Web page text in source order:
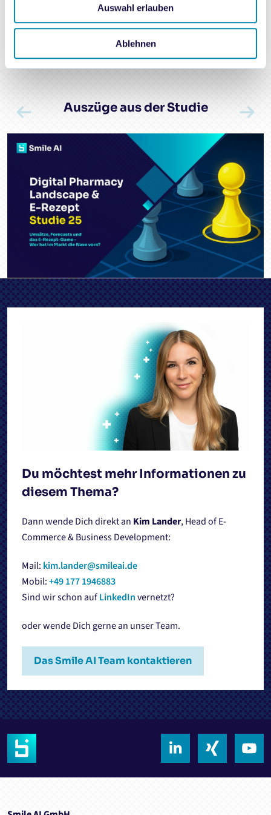
Auswahl erlauben
Ablehnen
Zum Download
Auszüge aus der Studie
Du möchtest mehr Informationen zu
diesem Thema?
Dann wende Dich direkt an Kim Lander, Head of E-
Commerce & Business Development:
Mail: kim.lander@smileai.de
Mobil:+49 177 1946883
Sind wir schon aufLinkedInvernetzt?
oder wende Dich gerne an unser Team.
Das Smile AI Team kontaktieren